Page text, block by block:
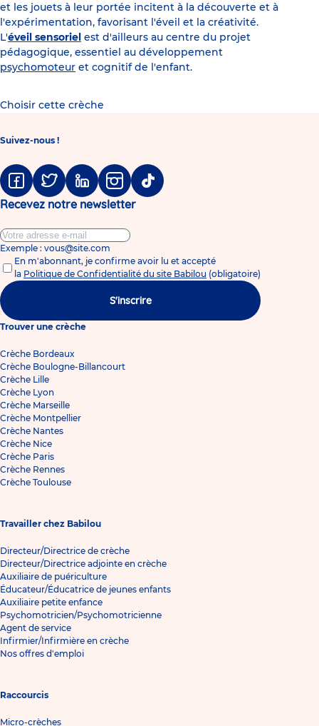
et les jouets à leur portée incitent à la découverte et à
l'expérimentation, favorisant l'éveil et la créativité.
L'éveil sensoriel est d'ailleurs au centre du projet
pédagogique, essentiel au développement
psychomoteur et cognitif de l'enfant.
Choisir cette crèche
Suivez-nous !
FacebookTwitter LinkedinInstagramTiktok
Recevez notre newsletter
Exemple : vous@site.com
En m'abonnant, je confirme avoir lu et accepté
la Politique de Confidentialité du site Babilou (obligatoire)
S'inscrire
Trouver une crèche
Crèche Bordeaux
Crèche Boulogne-Billancourt
Crèche Lille
Crèche Lyon
Crèche Marseille
Crèche Montpellier
Crèche Nantes
Crèche Nice
Crèche Paris
Crèche Rennes
Crèche Toulouse
Travailler chez Babilou
Directeur/Directrice de crèche
Directeur/Directrice adjointe en crèche
Auxiliaire de puériculture
Éducateur/Éducatrice de jeunes enfants
Auxiliaire petite enfance
Psychomotricien/Psychomotricienne
Agent de service
Infirmier/Infirmière en crèche
Nos offres d'emploi
Raccourcis
Micro-crèches